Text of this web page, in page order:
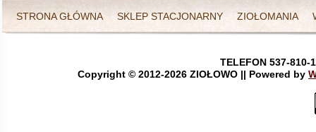
STRONA GŁÓWNA SKLEP STACJONARNY ZIOŁOMANIA
TELEFON 537-810-
Copyright © 2012-2026 ZIOŁOWO || Powered by